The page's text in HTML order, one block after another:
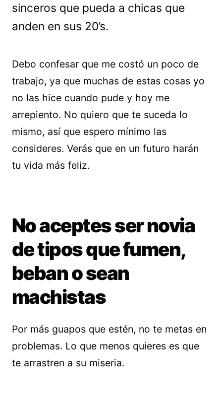
sinceros que pueda a chicas que
anden en sus 20’s.
Debo confesar que me costó un poco de
trabajo, ya que muchas de estas cosas yo
no las hice cuando pude y hoy me
arrepiento. No quiero que te suceda lo
mismo, así que espero mínimo las
consideres. Verás que en un futuro harán
tu vida más feliz.
No aceptes ser novia
de tipos que fumen,
beban o sean
machistas
Por más guapos que estén, no te metas en
problemas. Lo que menos quieres es que
te arrastren a su miseria.